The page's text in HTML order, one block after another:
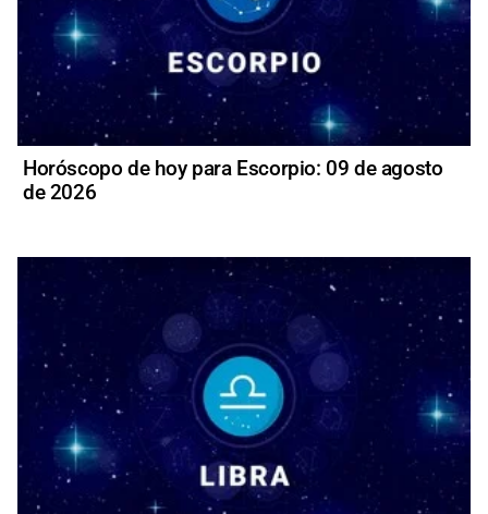
Horóscopo de hoy para Escorpio: 09 de agosto
de 2026